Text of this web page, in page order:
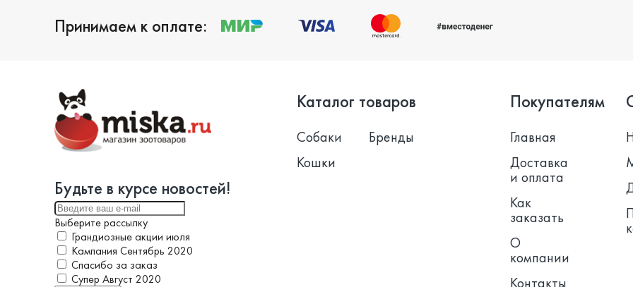
Принимаем к оплате:
Будьте в курсе новостей!
Выберите рассылку
Грандиозные акции июля
Кампания Сентябрь 2020
Спасибо за заказ
Супер Август 2020
Каталог товаров
Собаки
Кошки
Бренды
Покупателям
Главная
Доставка
и оплата
Как
заказать
О
компании
Контакты